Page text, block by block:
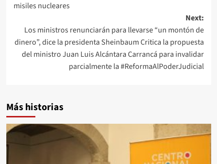
misiles nucleares
Next:
Los ministros renunciarán para llevarse “un montón de
dinero”, dice la presidenta Sheinbaum Critica la propuesta
del ministro Juan Luis Alcántara Carrancá para invalidar
parcialmente la #ReformaAlPoderJudicial
Más historias